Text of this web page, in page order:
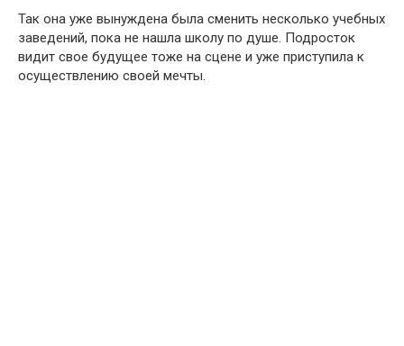
Так она уже вынуждена была сменить несколько учебных
заведений, пока не нашла школу по душе. Подросток
видит свое будущее тоже на сцене и уже приступила к
осуществлению своей мечты.